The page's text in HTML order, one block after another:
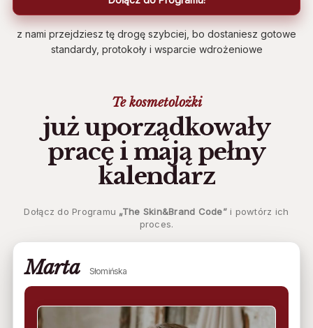
z nami przejdziesz tę drogę szybciej, bo dostaniesz gotowe
standardy, protokoły i wsparcie wdrożeniowe
Te kosmetolożki
już uporządkowały
pracę i mają pełny
kalendarz
Dołącz do Programu „The Skin&Brand Code”i powtórz ich
proces.
Marta Słomińska